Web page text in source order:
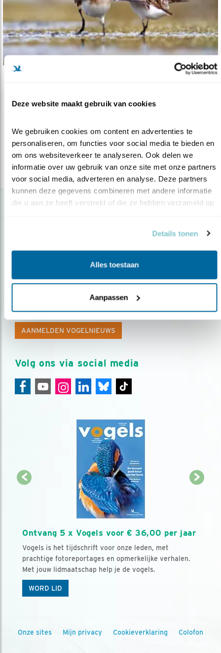
Deze website maakt gebruik van cookies
We gebruiken cookies om content en advertenties te
personaliseren, om functies voor social media te bieden en
om ons websiteverkeer te analyseren. Ook delen we
informatie over uw gebruik van onze site met onze partners
voor social media, adverteren en analyse. Deze partners
kunnen deze gegevens combineren met andere informatie
die u aan ze heeft verstrekt of die ze hebben verzameld op
Details tonen
Alles toestaan
Aanpassen
Vogelrijk Noordervroon opgeknapt voor
25.04.22Bijzonder vogelrijk natuurgebied ten noorden
van Westkapelle kreeg impuls.
Op de hoogte blijven?
Meld je aan en ontvang nieuws, inspiratie, acties en tips
over vogels en activiteiten van Vogelbescherming.
AANMELDEN VOGELNIEUWS
Volg ons via social media
Ontvang 5 x Vogels voor € 36,00 per jaar
Vogels is het tijdschrift voor onze leden, met
prachtige fotoreportages en opmerkelijke verhalen.
Met jouw lidmaatschap help je de vogels.
WORD LID
Onze sites Mijn privacy Cookieverklaring Colofon